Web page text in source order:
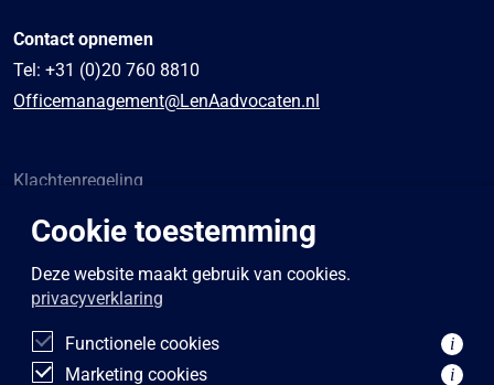
Contact opnemen
Tel: +31 (0)20 760 8810
Officemanagement@LenAadvocaten.nl
Klachtenregeling
Sponsoring
Privacybeleid
Disclaimer
Cookie toestemming
Deze website maakt gebruik van cookies.
privacyverklaring
Functionele cookies
i
Marketing cookies i